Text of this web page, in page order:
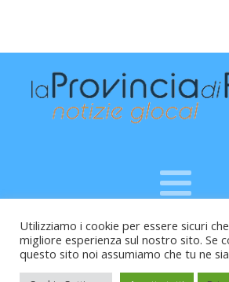
Raffaele Vitali - via Leopardi 10 -
Cod.Fisc VTLRFL77B02L500Y -
Trib.Fermo n.04/2010 del
Utilizziamo i cookie per essere sicuri
migliore esperienza sul nostro sito. Se
questo sito noi assumiamo che tu ne